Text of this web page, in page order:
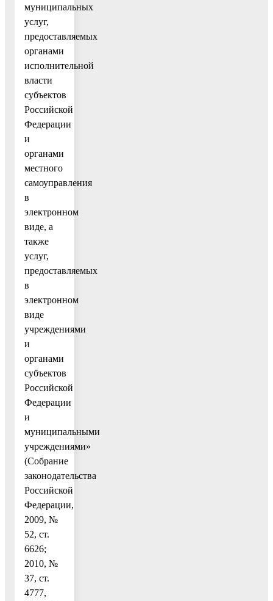
муниципальных
услуг,
предоставляемых
органами
исполнительной
власти
субъектов
Российской
Федерации
и
органами
местного
самоуправления
в
электронном
виде, а
также
услуг,
предоставляемых
в
электронном
виде
учреждениями
и
органами
субъектов
Российской
Федерации
и
муниципальными
учреждениями»
(Собрание
законодательства
Российской
Федерации,
2009, №
52, ст.
6626;
2010, №
37, ст.
4777,